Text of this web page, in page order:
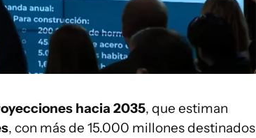
hacia 2035, que estiman
, con más de 15.000 millones destinados